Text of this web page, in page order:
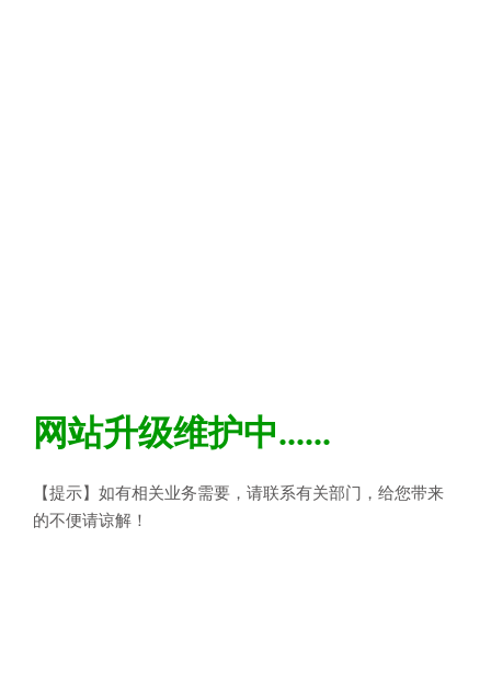
网站升级维护中......
【提示】如有相关业务需要，请联系有关部门，给您带来
的不便请谅解！